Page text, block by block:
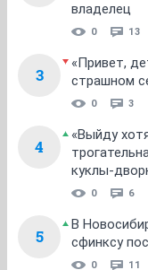
владелец
0 13
3
«Привет,
страшном
0 3
4
«Выйду
куклы-
0 6
5
В
сфинксу
0 11